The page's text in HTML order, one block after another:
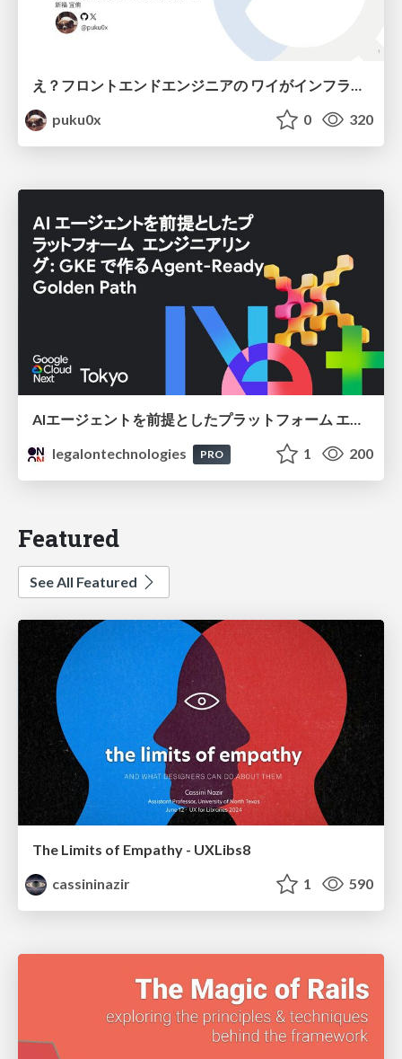
puku0x
0 320
AIエージェントを前提としたプラットフォーム エンジニアリング：GKEで作るAgent-Ready Golden Path
legalontechnologies
PRO 1 200
Featured
See All Featured
The Limits of Empathy - UXLibs8
cassininazir
1 590